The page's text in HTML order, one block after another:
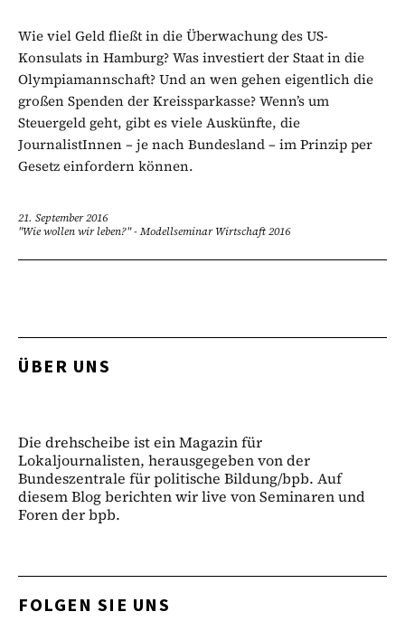
Wie viel Geld fließt in die Überwachung des US-
Konsulats in Hamburg? Was investiert der Staat in die
Olympiamannschaft? Und an wen gehen eigentlich die
großen Spenden der Kreissparkasse? Wenn’s um
Steuergeld geht, gibt es viele Auskünfte, die
JournalistInnen – je nach Bundesland – im Prinzip per
Gesetz einfordern können.
21. September 2016
"Wie wollen wir leben?" - Modellseminar Wirtschaft 2016
ÜBER UNS
Die drehscheibe ist ein Magazin für
Lokaljournalisten, herausgegeben von der
Bundeszentrale für politische Bildung/bpb. Auf
diesem Blog berichten wir live von Seminaren und
Foren der bpb.
FOLGEN SIE UNS